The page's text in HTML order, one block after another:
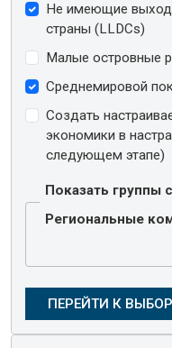
Не имеющие
страны (LLDCs)
Малые островные
Среднемировой
Создать
экономики в
следующем этапе)
Показать группы
Региональные